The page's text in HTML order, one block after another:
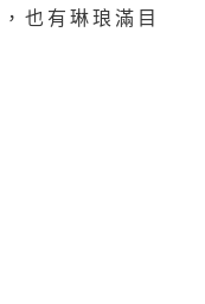
也有琳琅滿目